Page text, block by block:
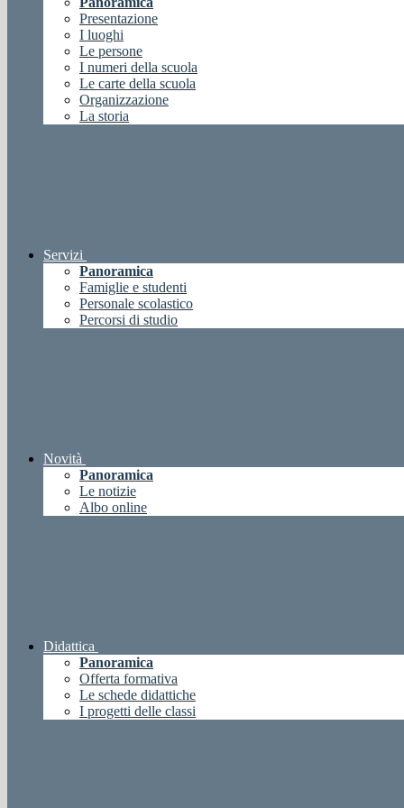
Presentazione
I luoghi
Le persone
I numeri della scuola
Le carte della scuola
Organizzazione
La storia
Servizi
Panoramica
Famiglie e studenti
Personale scolastico
Percorsi di studio
Novità
Panoramica
Le notizie
Albo online
Didattica
Panoramica
Offerta formativa
Le schede didattiche
I progetti delle classi